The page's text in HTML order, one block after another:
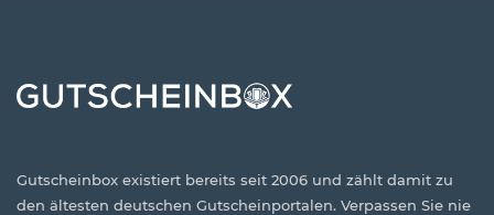
Gutscheinbox existiert bereits seit 2006 und zählt damit zu
den ältesten deutschen Gutscheinportalen. Verpassen Sie nie